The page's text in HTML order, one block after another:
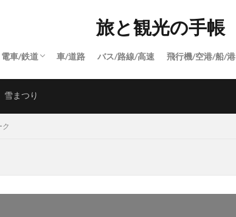
旅と観光の手帳
電車/鉄道
路線
駅
車/道路 バス/路線/高速 飛行機/空港/船/港
飛行機/空港
港
船
雪まつり
ク